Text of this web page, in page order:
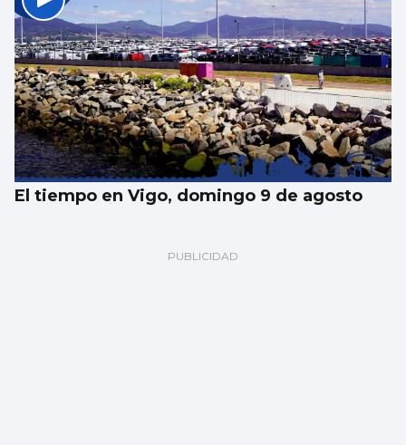
El tiempo en Vigo, domingo 9 de agosto